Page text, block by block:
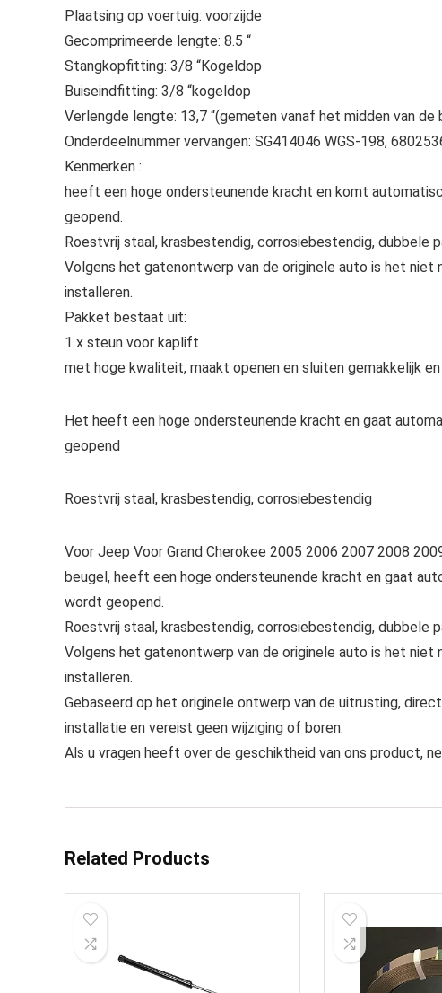
Plaatsing op voertuig: voorzijde
Gecomprimeerde lengte: 8.5 “
Stangkopfitting: 3/8 “Kogeldop
Buiseindfitting: 3/8 “kogeldop
Verlengde lengte: 13,7 “(gemeten vanaf het midden van
Onderdeelnummer vervangen: SG414046 WGS-198,
Kenmerken :
heeft een hoge ondersteunende kracht en komt
geopend.
Roestvrij staal, krasbestendig, corrosiebestendig, dubbele
Volgens het gatenontwerp van de originele auto is het
installeren.
Pakket bestaat uit:
1 x steun voor kaplift
met hoge kwaliteit, maakt openen en sluiten gemakkelijk en
Het heeft een hoge ondersteunende kracht en gaat
geopend
Roestvrij staal, krasbestendig, corrosiebestendig
Voor Jeep Voor Grand Cherokee 2005 2006 2007 2008
beugel, heeft een hoge ondersteunende kracht en gaat
wordt geopend.
Roestvrij staal, krasbestendig, corrosiebestendig, dubbele
Volgens het gatenontwerp van de originele auto is het
installeren.
Gebaseerd op het originele ontwerp van de uitrusting,
installatie en vereist geen wijziging of boren.
Als u vragen heeft over de geschiktheid van ons product,
Related Products